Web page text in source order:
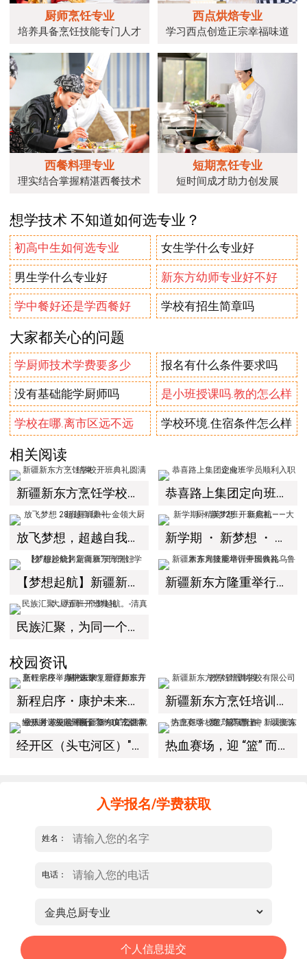
厨师烹饪专业
培养具备烹饪技能专门人才
西点烘焙专业
学习西点创造正宗幸福味道
西餐料理专业
理实结合掌握精湛西餐技术
短期烹饪专业
短时间成才助力创发展
想学技术 不知道如何选专业？
初高中生如何选专业 女生学什么专业好
男生学什么专业好 新东方幼师专业好不好
学中餐好还是学西餐好 学校有招生简章吗
大家都关心的问题
学厨师技术学费要多少 报名有什么条件要求吗
没有基础能学厨师吗 是小班授课吗.教的怎么样
学校在哪.离市区远不远 学校环境.住宿条件怎么样
相关阅读
新疆新东方烹饪学校开班典礼圆满结束 恭喜路上集团定向班学员顺利入职企业！
放飞梦想，超越自我――金领大厨28班开班典礼 新学期 ・ 新梦想 ・ 新启航――大厨精英12班开班典礼
【梦想起航】新疆新东方烹饪学校“穆沙烧烤定向班”开班啦！ 新疆新东方隆重举行中国铁路乌鲁木齐局技能培训开班典礼
民族汇聚，为同一个梦起航。-清真大厨五班开班典礼
校园资讯
新程启序・康护未来｜新疆新东方烹饪学校举办中医康复理疗师班开幕仪式！ 新疆新东方烹饪培训学校有限公司教学管理制度
经开区（头屯河区）"3+10"公共就业服务进校园暨新疆新东方烹饪学校人才双选会+校企签约仪式圆满举行 热血赛场，迎 “篮” 而上｜新疆新东方烹饪学校篮球赛进行中！以技筑梦，乐享青春
入学报名/学费获取
姓名：
电话：